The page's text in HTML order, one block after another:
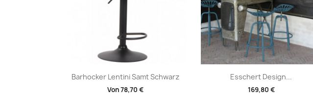
Barhocker Lentini Samt Schwarz
Von78,70 €
Vorschau Esschert Design...
169,80 €
Vorschau